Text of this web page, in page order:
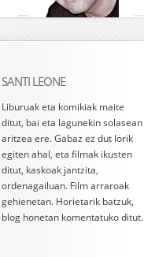
SANTI LEONE
Liburuak eta komikiak maite
ditut, bai eta lagunekin solasean
aritzea ere. Gabaz ez dut lorik
egiten ahal, eta filmak ikusten
ditut, kaskoak jantzita,
ordenagailuan. Film arraroak
gehienetan. Horietarik batzuk,
blog honetan komentatuko ditut.